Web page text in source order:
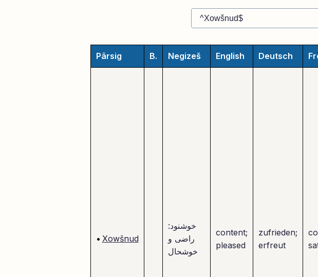
Pârsig B. Negizeš English Deutsch
• Xowšnud
خوشنود:
راضی و
خوشحال
content;
pleased
zufrieden;
erfreut